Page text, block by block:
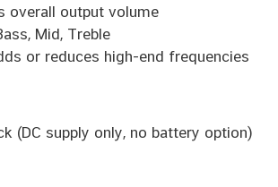
overall output volume
Mid, Treble
or reduces high-end frequencies
(DC supply only, no battery option)